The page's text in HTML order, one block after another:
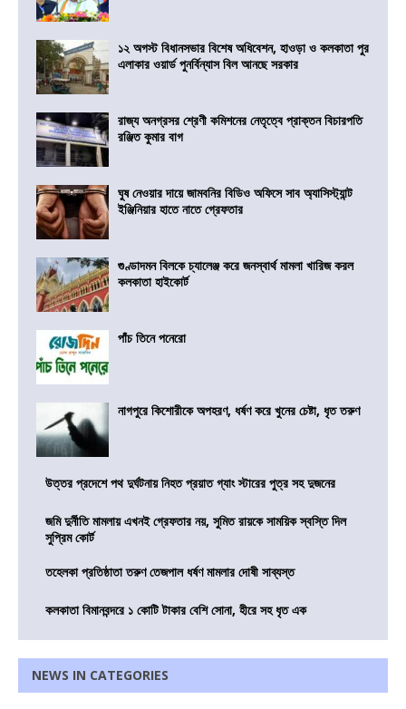
১২ অগস্ট বিধানসভার বিশেষ অধিবেশন, হাওড়া ও কলকাতা পুর
এলাকার ওয়ার্ড পুনর্বিন্যাস বিল আনছে সরকার
রাজ্য অনগ্রসর শ্রেণী কমিশনের নেতৃত্বে প্রাক্তন বিচারপতি
রঞ্জিত কুমার বাগ
ঘুষ নেওয়ার দায়ে জামবনির বিডিও অফিসে সাব অ্যাসিস্ট্যান্ট
ইঞ্জিনিয়ার হাতে নাতে গ্রেফতার
গুণ্ডাদমন বিলকে চ্যালেঞ্জ করে জনস্বার্থ মামলা খারিজ করল
কলকাতা হাইকোর্ট
পাঁচ তিনে পনেরো
নাগপুরে কিশোরীকে অপহরণ, ধর্ষণ করে খুনের চেষ্টা, ধৃত তরুণ
উত্তর প্রদেশে পথ দুর্ঘটনায় নিহত প্রয়াত গ্যাং স্টারের পুত্র সহ দুজনের
জমি দুর্নীতি মামলায় এখনই গ্রেফতার নয়, সুমিত রায়কে সাময়িক স্বস্তি দিল
সুপ্রিম কোর্ট
তহেলকা প্রতিষ্ঠাতা তরুণ তেজপাল ধর্ষণ মামলার দোষী সাব্যস্ত
কলকাতা বিমানবন্দরে ১ কোটি টাকার বেশি সোনা, হীরে সহ ধৃত এক
NEWS IN CATEGORIES